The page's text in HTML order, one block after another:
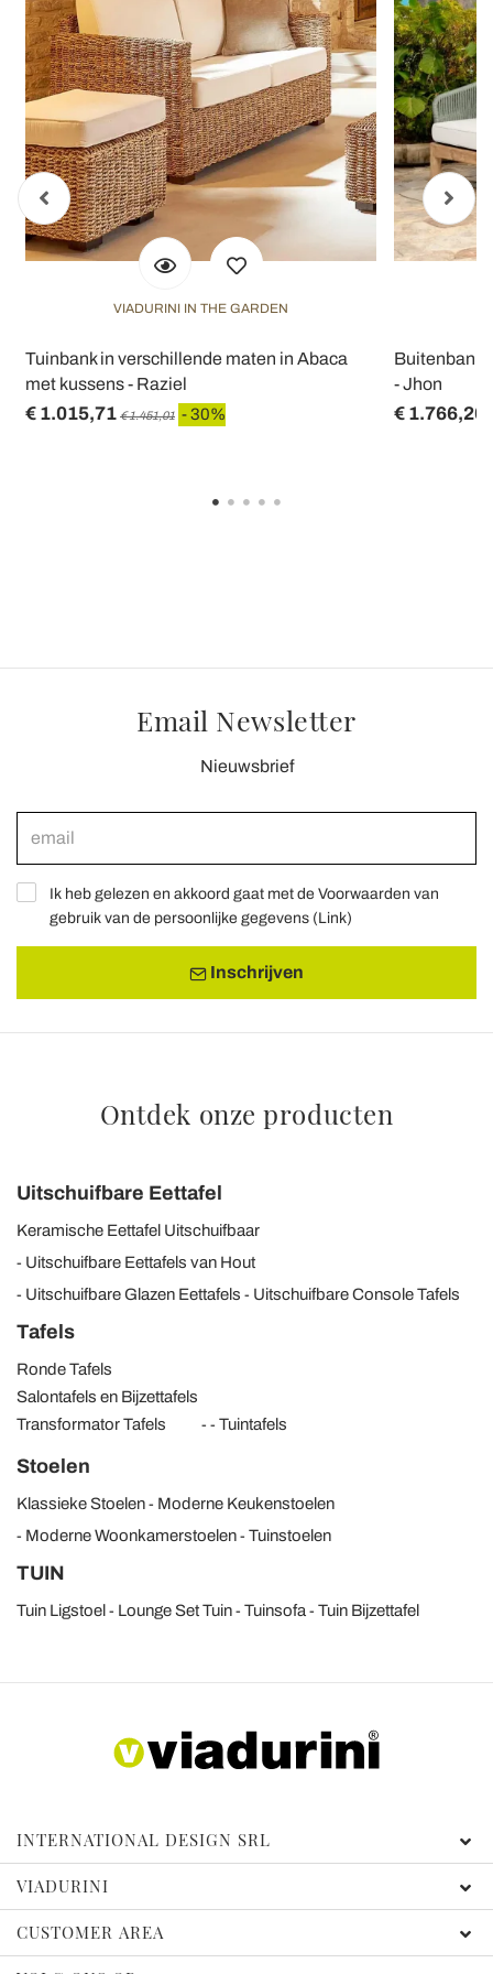
VIADURINI IN THE GARDEN
Tuinbank in verschillende maten in Abaca
met kussens - Raziel
€ 1.015,71 € 1.451,01 - 30%
Buitenbank
- Jhon
€ 1.766,20
Email Newsletter
Nieuwsbrief
Ik heb gelezen en akkoord gaat met de Voorwaarden van
gebruik van de persoonlijke gegevens (Link)
Inschrijven
Ontdek onze producten
Uitschuifbare Eettafel
Keramische Eettafel Uitschuifbaar
Uitschuifbare Eettafels van Hout
Uitschuifbare Glazen Eettafels
Uitschuifbare Console Tafels
Tafels
Ronde Tafels
Salontafels en Bijzettafels
Transformator Tafels
Tuintafels
Stoelen
Klassieke Stoelen
Moderne Keukenstoelen
Moderne Woonkamerstoelen
Tuinstoelen
TUIN
Tuin Ligstoel Lounge Set Tuin Tuinsofa Tuin Bijzettafel
INTERNATIONAL DESIGN SRL
VIADURINI
CUSTOMER AREA